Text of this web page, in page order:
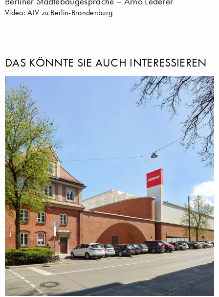
Video: AIV zu Berlin-Brandenburg
DAS KÖNNTE SIE AUCH INTERESSIEREN